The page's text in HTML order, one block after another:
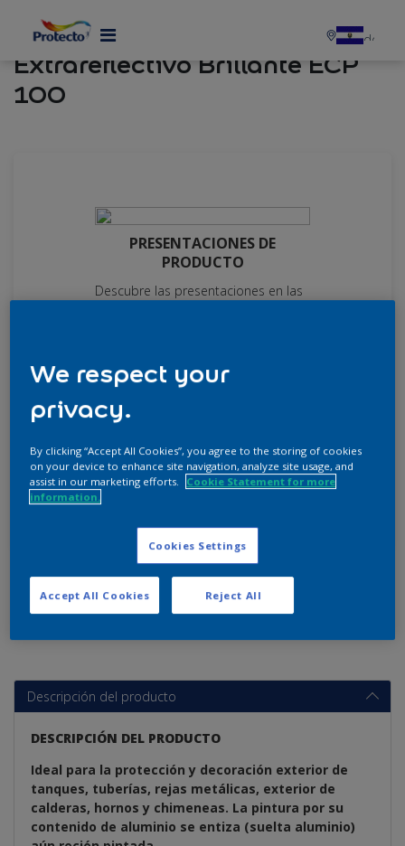
Aluminio Líquido
Extrareflectivo Brillante ECP
100
PRESENTACIONES DE
PRODUCTO
Descubre las presentaciones en las
galón
Añadir a lista de favoritos
Descripción del producto
DESCRIPCIÓN DEL PRODUCTO
Ideal para la protección y decoración exterior de
tanques, tuberías, rejas metálicas, exterior de
calderas, hornos y chimeneas. La pintura por su
contenido de aluminio se entiza (suelta aluminio)
We respect your
privacy.
By clicking “Accept All Cookies”, you agree to the storing of cookies
on your device to enhance site navigation, analyze site usage, and
assist in our marketing efforts.
Cookie Statement for more
information.
Cookies Settings
Reject All
Accept All Cookies